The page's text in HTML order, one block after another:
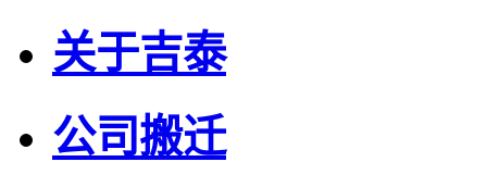
关于吉泰
公司搬迁